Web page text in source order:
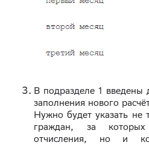
В подразделе 1 введены
заполнения нового
Нужно будет указать не
граждан, за которых
отчисления, но и